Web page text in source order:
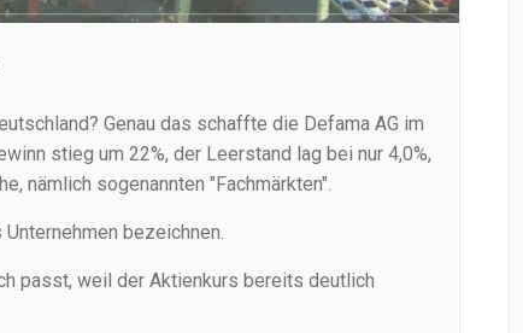
Genau das schaffte die Defama AG im
stieg um 22%, der Leerstand lag bei nur 4,0%,
nämlich sogenannten "Fachmärkten".
bezeichnen.
passt, weil der Aktienkurs bereits deutlich